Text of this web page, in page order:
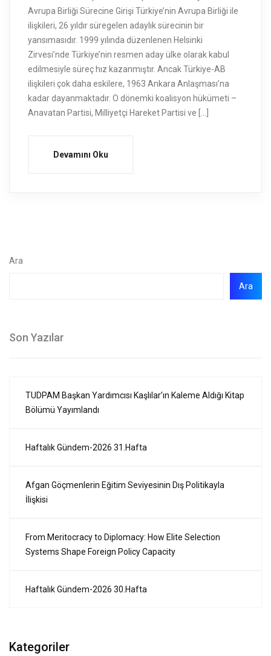
Avrupa Birliği Sürecine Girişi Türkiye’nin Avrupa Birliği ile
ilişkileri, 26 yıldır süregelen adaylık sürecinin bir
yansımasıdır. 1999 yılında düzenlenen Helsinki
Zirvesi’nde Türkiye’nin resmen aday ülke olarak kabul
edilmesiyle süreç hız kazanmıştır. Ancak Türkiye-AB
ilişkileri çok daha eskilere, 1963 Ankara Anlaşması’na
kadar dayanmaktadır. O dönemki koalisyon hükümeti –
Anavatan Partisi, Milliyetçi Hareket Partisi ve […]
Devamını Oku
Ara
Ara
Son Yazılar
TUDPAM Başkan Yardımcısı Kaşlılar’ın Kaleme Aldığı Kitap
Bölümü Yayımlandı
Haftalık Gündem-2026 31.Hafta
Afgan Göçmenlerin Eğitim Seviyesinin Dış Politikayla
İlişkisi
From Meritocracy to Diplomacy: How Elite Selection
Systems Shape Foreign Policy Capacity
Haftalık Gündem-2026 30.Hafta
Kategoriler